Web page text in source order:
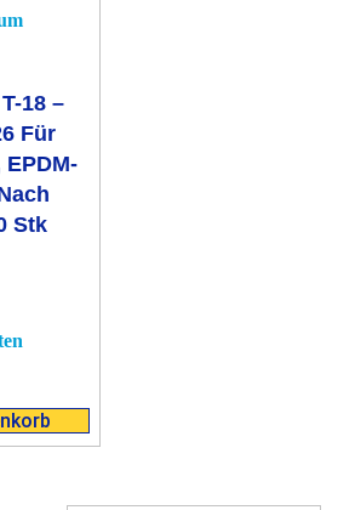
18 –
Für
Stk